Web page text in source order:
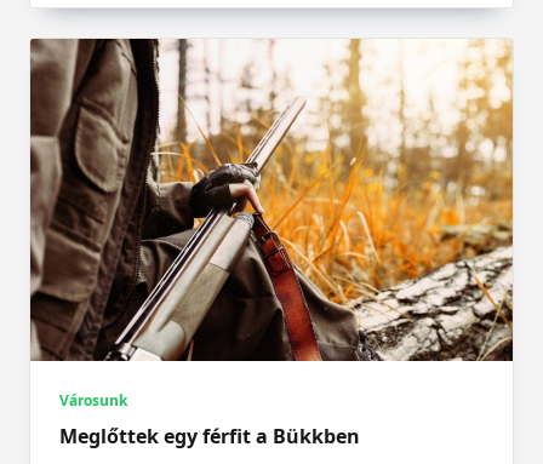
Városunk
Meglőttek egy férfit a Bükkben